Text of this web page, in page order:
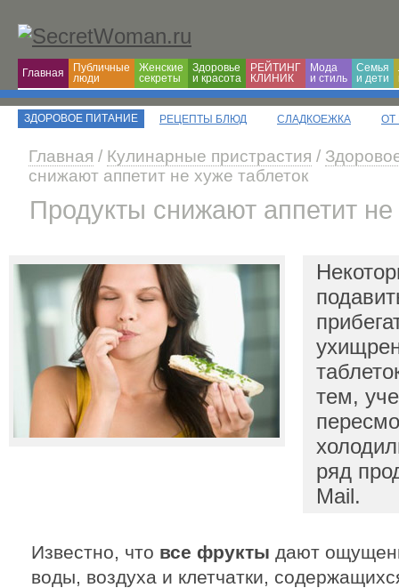
Главная
Публичные
люди
Женские
секреты
Здоровье
и красота
РЕЙТИНГ
КЛИНИК
Мода
и cтиль
Семья
и дети
ЗДОРОВОЕ ПИТАНИЕ РЕЦЕПТЫ БЛЮД СЛАДКОЕЖКА ОТ
Главная / Кулинарные пристрастия /
снижают аппетит не хуже таблеток
Продукты снижают аппетит не
тем,
ряд
Mail.
Известно, что все фрукты дают
воды, воздуха и клетчатки,